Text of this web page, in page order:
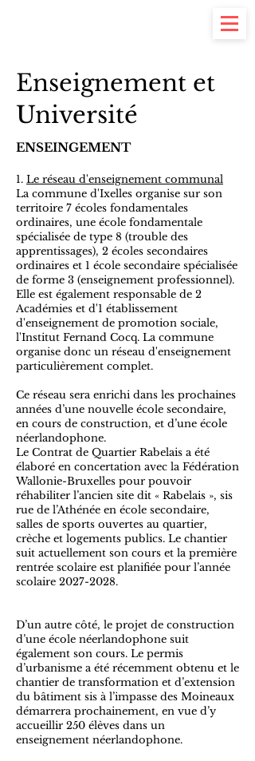
Enseignement et
Université
ENSEINGEMENT
1. Le réseau d'enseignement communal
La commune d'Ixelles organise sur son
territoire 7 écoles fondamentales
ordinaires, une école fondamentale
spécialisée de type 8 (trouble des
apprentissages), 2 écoles secondaires
ordinaires et 1 école secondaire spécialisée
de forme 3 (enseignement professionnel).
Elle est également responsable de 2
Académies et d'1 établissement
d'enseignement de promotion sociale,
l'Institut Fernand Cocq. La commune
organise donc un réseau d'enseignement
particulièrement complet.
Ce réseau sera enrichi dans les prochaines
années d’une nouvelle école secondaire,
en cours de construction, et d’une école
néerlandophone.
Le Contrat de Quartier Rabelais a été
élaboré en concertation avec la Fédération
Wallonie-Bruxelles pour pouvoir
réhabiliter l’ancien site dit « Rabelais », sis
rue de l’Athénée en école secondaire,
salles de sports ouvertes au quartier,
crèche et logements publics. Le chantier
suit actuellement son cours et la première
rentrée scolaire est planifiée pour l’année
scolaire 2027-2028.
D’un autre côté, le projet de construction
d’une école néerlandophone suit
également son cours. Le permis
d’urbanisme a été récemment obtenu et le
chantier de transformation et d’extension
du bâtiment sis à l’impasse des Moineaux
démarrera prochainement, en vue d’y
accueillir 250 élèves dans un
enseignement néerlandophone.